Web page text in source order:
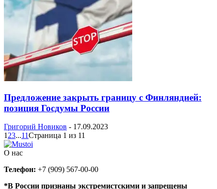
Предложение закрыть границу с Финляндией:
позиция Госдумы России
Григорий Новиков - 17.09.2023
1 23...11Страница 1 из 11
О нас
Телефон: +7 (909) 567-00-00
*В России признаны экстремистскими и запрещены